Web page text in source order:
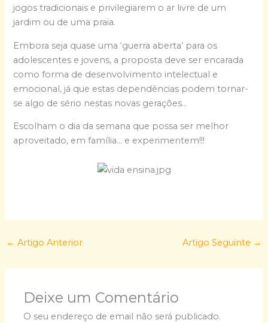
jogos tradicionais e privilegiarem o ar livre de um
jardim ou de uma praia.
Embora seja quase uma ‘guerra aberta’ para os
adolescentes e jovens, a proposta deve ser encarada
como forma de desenvolvimento intelectual e
emocional, já que estas dependências podem tornar-
se algo de sério nestas novas gerações…
Escolham o dia da semana que possa ser melhor
aproveitado, em família… e experimentem!!!
← Artigo Anterior Artigo Seguinte →
Deixe um Comentário
O seu endereço de email não será publicado.